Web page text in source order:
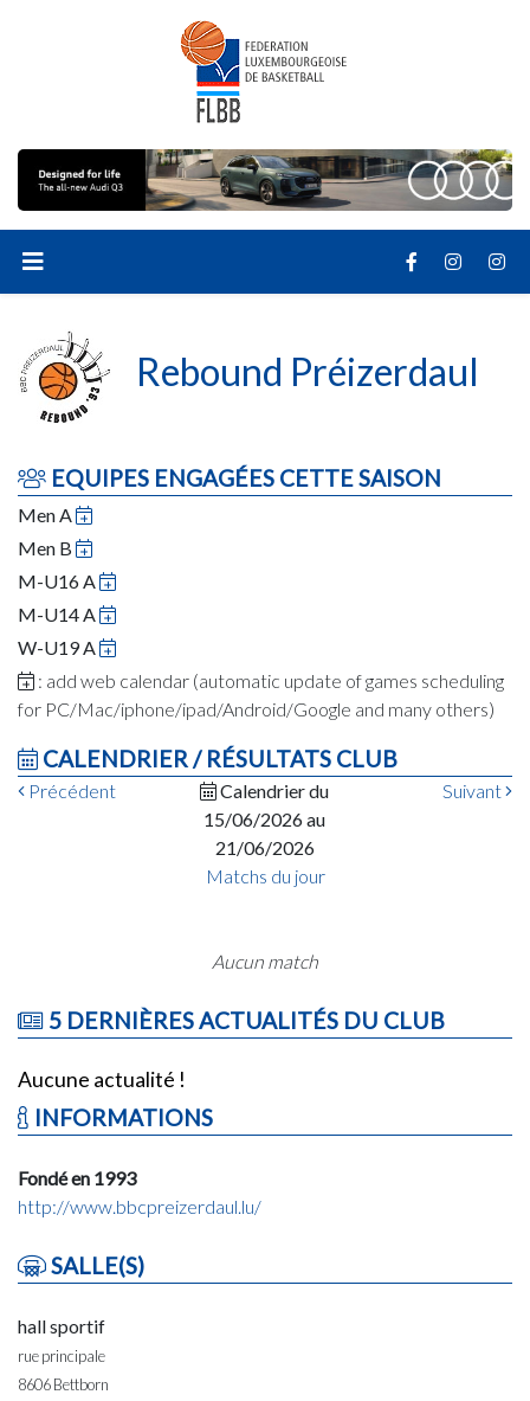
Rebound Préizerdaul
EQUIPES ENGAGÉES CETTE SAISON
Men A
Men B
M-U16 A
M-U14 A
W-U19 A
: add web calendar (automatic update of games scheduling
for PC/Mac/iphone/ipad/Android/Google and many others)
CALENDRIER / RÉSULTATS CLUB
Précédent
Calendrier du
15/06/2026 au
21/06/2026
Suivant
Matchs du jour
Aucun match
5 DERNIÈRES ACTUALITÉS DU CLUB
Aucune actualité !
INFORMATIONS
Fondé en 1993
http://www.bbcpreizerdaul.lu/
SALLE(S)
hall sportif
rue principale
8606 Bettborn